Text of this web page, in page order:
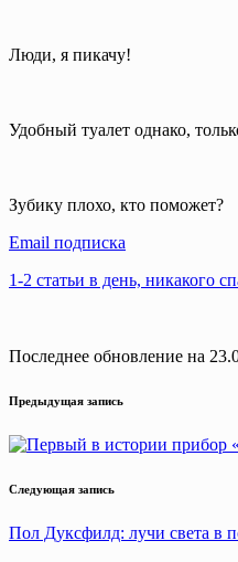
Люди, я пикачу!
Удобный туалет однако,
Зубику плохо, кто поможет?
Email подписка
1-2 статьи в день, никакого
Последнее обновление на
Навигация
записи
Предыдущая запись
Следующая запись
Пол Дуксфилд: лучи света в